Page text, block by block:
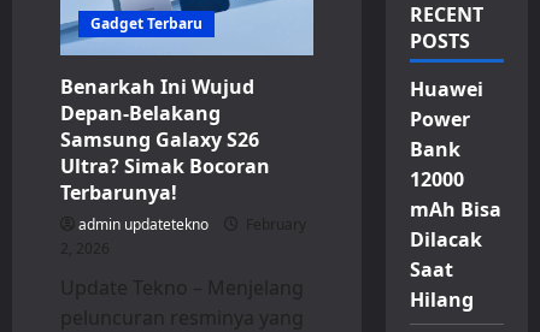
Gadget Terbaru
Benarkah Ini Wujud
Depan-Belakang
Samsung Galaxy S26
Ultra? Simak Bocoran
Terbarunya!
admin updatetekno
February
2, 2026
Update Tekno – Menjelang
peluncuran resminya yang
RECENT
POSTS
Huawei
Power
Bank
12000
mAh Bisa
Dilacak
Saat
Hilang